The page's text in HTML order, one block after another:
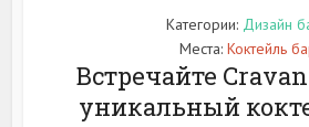
Категории: Дизайн
Места: Коктейль
Встречайте
уникальный